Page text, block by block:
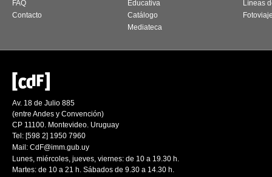
FAQ
Contacto
Educativa
Catálogo
Mediateca
Líneas
Av. 18 de Julio 885
(entre Andes y Convención)
CP 11100. Montevideo. Uruguay
Tel: [598 2] 1950 7960
Mail: CdF@imm.gub.uy
Lunes, miércoles, jueves, viernes: de 10 a 19.30 h.
Martes: de 10 a 21 h. Sábados de 9.30 a 14.30 h.